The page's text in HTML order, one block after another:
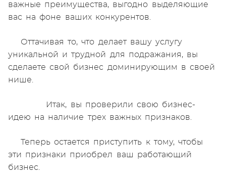
важные преимущества, выгодно выделяющие
вас на фоне ваших конкурентов.
Оттачивая то, что делает вашу услугу
уникальной и трудной для подражания, вы
сделаете свой бизнес доминирующим в своей
нише.
Итак, вы проверили свою бизнес-
идею на наличие трех важных признаков.
Теперь остается приступить к тому, чтобы
эти признаки приобрел ваш работающий
бизнес.